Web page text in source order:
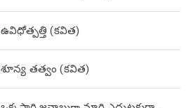
ఉవిధోత్పత్తి (కవిత)
శూన్య తత్వం (కవిత)